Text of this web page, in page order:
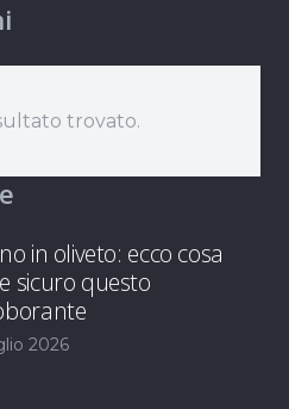
trovato.
in oliveto: ecco cosa
sicuro questo
2026